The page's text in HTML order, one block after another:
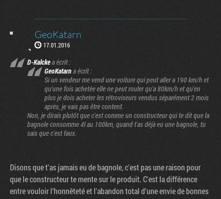
GeoKatarn
17.01.2016
D-Kalckea écrit :
GeoKatarna écrit :
Si un vendeur me vend une voiture qui peut aller a 190 km/h et
qu'une fois achetée elle ne peut rouler qu'a 80km/h et qu'en
plus je dois acheter les rétroviseurs vendus séparément 2 mois
après, je vais pas être content.
Non, je dirais plutôt que c'est comme un constructeur qui te dit que la
bagnole consomme 4l au 100km, quand t'as déjà eu une bagnole, tu
sais que c'est faux.
Disons que t'as jamais eu de bagnole, c'est pas une raison pour
que le constructeur te mente sur le produit. C'est la différence
entre vouloir l’honnêteté et l'abandon total d'une envie de bonnes